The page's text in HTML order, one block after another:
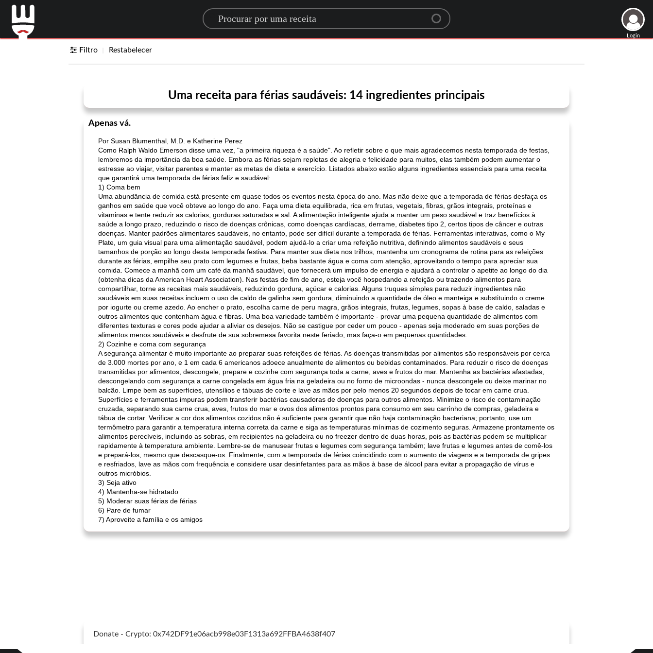
Search for a recipe
Login
Filtro Restabelecer
Uma receita para férias saudáveis: 14 ingredientes principais
Apenas vá.
Por Susan Blumenthal, M.D. e Katherine Perez
Como Ralph Waldo Emerson disse uma vez, "a primeira riqueza é a saúde". Ao refletir sobre o que mais agradecemos nesta temporada de festas,
lembremos da importância da boa saúde. Embora as férias sejam repletas de alegria e felicidade para muitos, elas também podem aumentar o
estresse ao viajar, visitar parentes e manter as metas de dieta e exercício. Listados abaixo estão alguns ingredientes essenciais para uma receita
que garantirá uma temporada de férias feliz e saudável:
1) Coma bem
Uma abundância de comida está presente em quase todos os eventos nesta época do ano. Mas não deixe que a temporada de férias desfaça os
ganhos em saúde que você obteve ao longo do ano. Faça uma dieta equilibrada, rica em frutas, vegetais, fibras, grãos integrais, proteínas e
vitaminas e tente reduzir as calorias, gorduras saturadas e sal. A alimentação inteligente ajuda a manter um peso saudável e traz benefícios à
saúde a longo prazo, reduzindo o risco de doenças crônicas, como doenças cardíacas, derrame, diabetes tipo 2, certos tipos de câncer e outras
doenças. Manter padrões alimentares saudáveis, no entanto, pode ser difícil durante a temporada de férias. Ferramentas interativas, como o My
Plate, um guia visual para uma alimentação saudável, podem ajudá-lo a criar uma refeição nutritiva, definindo alimentos saudáveis ​​e seus
tamanhos de porção ao longo desta temporada festiva. Para manter sua dieta nos trilhos, mantenha um cronograma de rotina para as refeições
durante as férias, empilhe seu prato com legumes e frutas, beba bastante água e coma com atenção, aproveitando o tempo para apreciar sua
comida. Comece a manhã com um café da manhã saudável, que fornecerá um impulso de energia e ajudará a controlar o apetite ao longo do dia
(obtenha dicas da American Heart Association). Nas festas de fim de ano, esteja você hospedando a refeição ou trazendo alimentos para
compartilhar, torne as receitas mais saudáveis, reduzindo gordura, açúcar e calorias. Alguns truques simples para reduzir ingredientes não
saudáveis ​​em suas receitas incluem o uso de caldo de galinha sem gordura, diminuindo a quantidade de óleo e manteiga e substituindo o creme
por iogurte ou creme azedo. Ao encher o prato, escolha carne de peru magra, grãos integrais, frutas, legumes, sopas à base de caldo, saladas e
outros alimentos que contenham água e fibras. Uma boa variedade também é importante - provar uma pequena quantidade de alimentos com
diferentes texturas e cores pode ajudar a aliviar os desejos. Não se castigue por ceder um pouco - apenas seja moderado em suas porções de
alimentos menos saudáveis ​​e desfrute de sua sobremesa favorita neste feriado, mas faça-o em pequenas quantidades.
2) Cozinhe e coma com segurança
A segurança alimentar é muito importante ao preparar suas refeições de férias. As doenças transmitidas por alimentos são responsáveis ​​por cerca
de 3.000 mortes por ano, e 1 em cada 6 americanos adoece anualmente de alimentos ou bebidas contaminados. Para reduzir o risco de doenças
transmitidas por alimentos, descongele, prepare e cozinhe com segurança toda a carne, aves e frutos do mar. Mantenha as bactérias afastadas,
descongelando com segurança a carne congelada em água fria na geladeira ou no forno de microondas - nunca descongele ou deixe marinar no
balcão. Limpe bem as superfícies, utensílios e tábuas de corte e lave as mãos por pelo menos 20 segundos depois de tocar em carne crua.
Superfícies e ferramentas impuras podem transferir bactérias causadoras de doenças para outros alimentos. Minimize o risco de contaminação
cruzada, separando sua carne crua, aves, frutos do mar e ovos dos alimentos prontos para consumo em seu carrinho de compras, geladeira e
tábua de cortar. Verificar a cor dos alimentos cozidos não é suficiente para garantir que não haja contaminação bacteriana; portanto, use um
termômetro para garantir a temperatura interna correta da carne e siga as temperaturas mínimas de cozimento seguras. Armazene prontamente os
alimentos perecíveis, incluindo as sobras, em recipientes na geladeira ou no freezer dentro de duas horas, pois as bactérias podem se multiplicar
rapidamente à temperatura ambiente. Lembre-se de manusear frutas e legumes com segurança também; lave frutas e legumes antes de comê-los
e prepará-los, mesmo que descasque-os. Finalmente, com a temporada de férias coincidindo com o aumento de viagens e a temporada de gripes
e resfriados, lave as mãos com frequência e considere usar desinfetantes para as mãos à base de álcool para evitar a propagação de vírus e
outros micróbios.
3) Seja ativo
4) Mantenha-se hidratado
5) Moderar suas férias de férias
6) Pare de fumar
7) Aproveite a família e os amigos
Donate - Crypto: 0x742DF91e06acb998e03F1313a692FFBA4638f407